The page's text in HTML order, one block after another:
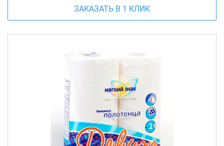
ЗАКАЗАТЬ В 1 КЛИК